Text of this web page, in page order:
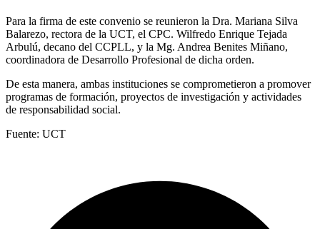
Para la firma de este convenio se reunieron la Dra. Mariana Silva
Balarezo, rectora de la UCT, el CPC. Wilfredo Enrique Tejada
Arbulú, decano del CCPLL, y la Mg. Andrea Benites Miñano,
coordinadora de Desarrollo Profesional de dicha orden.
De esta manera, ambas instituciones se comprometieron a promover
programas de formación, proyectos de investigación y actividades
de responsabilidad social.
Fuente: UCT